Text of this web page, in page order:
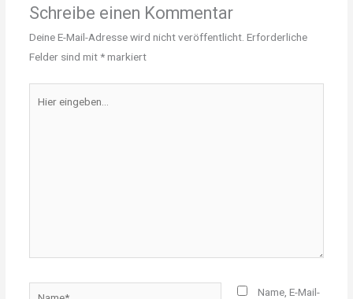
Schreibe einen Kommentar
Deine E-Mail-Adresse wird nicht veröffentlicht. Erforderliche
Felder sind mit*markiert
eingeben…
Name, E-Mail-